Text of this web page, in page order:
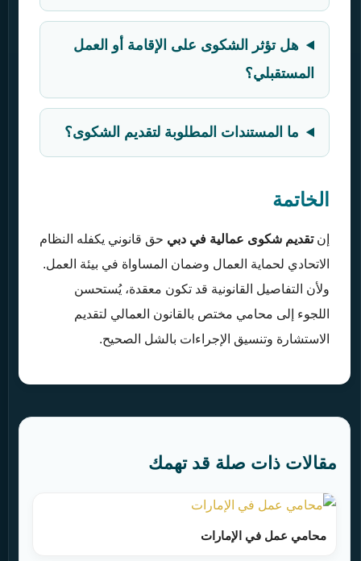
هل تؤثر الشكوى على الإقامة أو العمل
المستقبلي؟
ما المستندات المطلوبة لتقديم الشكوى؟
الخاتمة
إنتقديم شكوى عمالية في دبي حق قانوني يكفله النظام
الاتحادي لحماية العمال وضمان المساواة في بيئة العمل.
ولأن التفاصيل القانونية قد تكون معقدة، يُستحسن
اللجوء إلى محامي مختص بالقانون العمالي لتقديم
الاستشارة وتنسيق الإجراءات بالشل الصحيح.
مقالات ذات صلة قد تهمك
محامي عمل في الإمارات